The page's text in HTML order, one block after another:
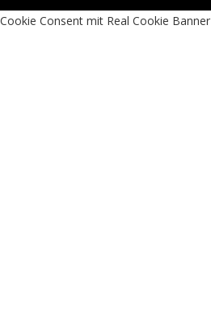
Cookie Consent mit Real Cookie Banner